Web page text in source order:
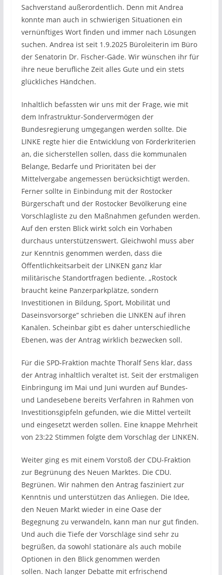
Sachverstand außerordentlich. Denn mit Andrea
konnte man auch in schwierigen Situationen ein
vernünftiges Wort finden und immer nach Lösungen
suchen. Andrea ist seit 1.9.2025 Büroleiterin im Büro
der Senatorin Dr. Fischer-Gäde. Wir wünschen ihr für
ihre neue berufliche Zeit alles Gute und ein stets
glückliches Händchen.
Inhaltlich befassten wir uns mit der Frage, wie mit
dem Infrastruktur-Sondervermögen der
Bundesregierung umgegangen werden sollte. Die
LINKE regte hier die Entwicklung von Förderkriterien
an, die sicherstellen sollen, dass die kommunalen
Belange, Bedarfe und Prioritäten bei der
Mittelvergabe angemessen berücksichtigt werden.
Ferner sollte in Einbindung mit der Rostocker
Bürgerschaft und der Rostocker Bevölkerung eine
Vorschlagliste zu den Maßnahmen gefunden werden.
Auf den ersten Blick wirkt solch ein Vorhaben
durchaus unterstützenswert. Gleichwohl muss aber
zur Kenntnis genommen werden, dass die
Öffentlichkeitsarbeit der LINKEN ganz klar
militärische Standortfragen bediente. „Rostock
braucht keine Panzerparkplätze, sondern
Investitionen in Bildung, Sport, Mobilität und
Daseinsvorsorge“ schrieben die LINKEN auf ihren
Kanälen. Scheinbar gibt es daher unterschiedliche
Ebenen, was der Antrag wirklich bezwecken soll.
Für die SPD-Fraktion machte Thoralf Sens klar, dass
der Antrag inhaltlich veraltet ist. Seit der erstmaligen
Einbringung im Mai und Juni wurden auf Bundes-
und Landesebene bereits Verfahren in Rahmen von
Investitionsgipfeln gefunden, wie die Mittel verteilt
und eingesetzt werden sollen. Eine knappe Mehrheit
von 23:22 Stimmen folgte dem Vorschlag der LINKEN.
Weiter ging es mit einem Vorstoß der CDU-Fraktion
zur Begrünung des Neuen Marktes. Die CDU.
Begrünen. Wir nahmen den Antrag fasziniert zur
Kenntnis und unterstützen das Anliegen. Die Idee,
den Neuen Markt wieder in eine Oase der
Begegnung zu verwandeln, kann man nur gut finden.
Und auch die Tiefe der Vorschläge sind sehr zu
begrüßen, da sowohl stationäre als auch mobile
Optionen in den Blick genommen werden
sollen. Nach langer Debatte mit erfrischend